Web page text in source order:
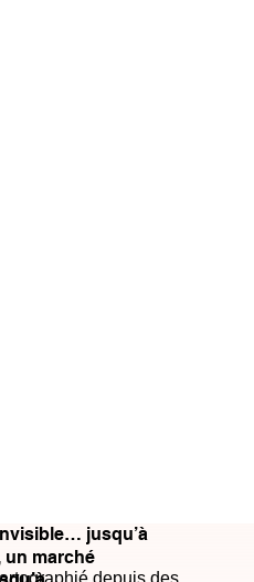
un marché
jusqu’à
depuis des